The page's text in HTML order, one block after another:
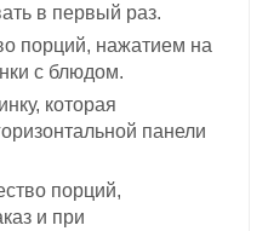
в первый раз.
порций, нажатием на
с блюдом.
которая
панели
порций,
и при